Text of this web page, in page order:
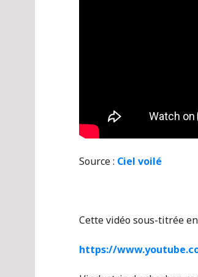
Source : Ciel voilé
Cette vidéo sous-titrée
https://